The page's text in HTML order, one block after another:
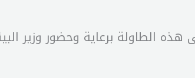
الطاولة برعاية وحضور وزير